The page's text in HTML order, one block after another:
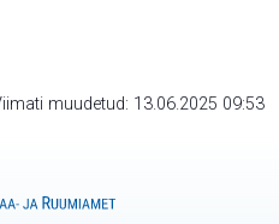
muudetud: 13.06.2025 09:53